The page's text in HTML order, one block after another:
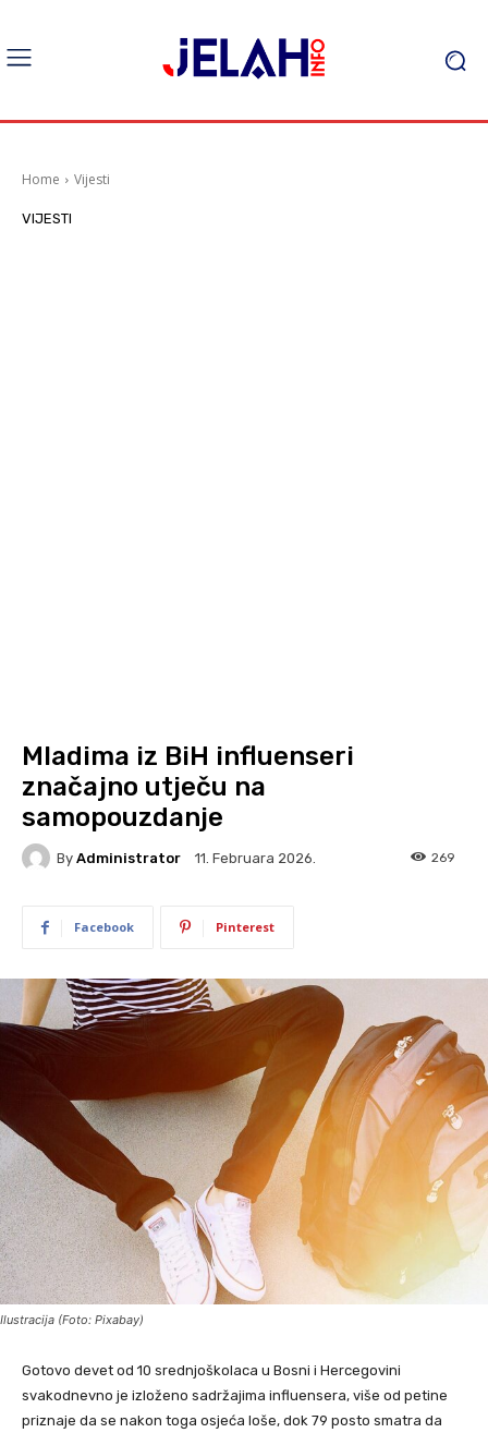
Home Vijesti
VIJESTI
Mladima iz BiH influenseri
značajno utječu na
samopouzdanje
By Administrator 11. Februara 2026. 269
Facebook Pinterest
Ilustracija (Foto: Pixabay)
Gotovo devet od 10 srednjoškolaca u Bosni i Hercegovini
svakodnevno je izloženo sadržajima influensera, više od petine
priznaje da se nakon toga osjeća loše, dok 79 posto smatra da